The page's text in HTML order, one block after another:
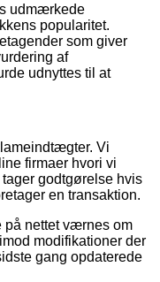
udmærkede
popularitet.
som giver
af
udnyttes til at
Vi
firmaer hvori vi
godtgørelse hvis
en transaktion.
på nettet værnes om
modifikationer der
gang opdaterede